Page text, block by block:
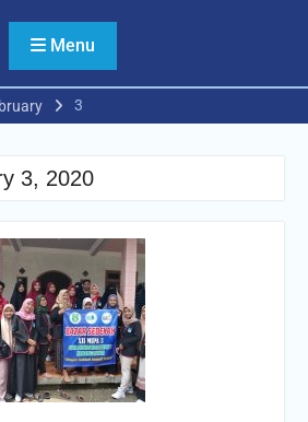
Menu
3
3, 2020